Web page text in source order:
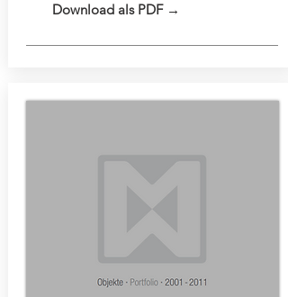
Download als PDF →